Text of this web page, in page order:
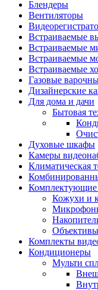
Блендеры
Вентиляторы
Встраиваемые
Встраиваемые
Встраиваемые
Встраиваемые
Газовые
Дизайнерские
Для дома и дачи
Бытовая
Духовые шкафы
Камеры
Климатическая
Кожухи и
Комплекты
Кондиционеры
Мульти